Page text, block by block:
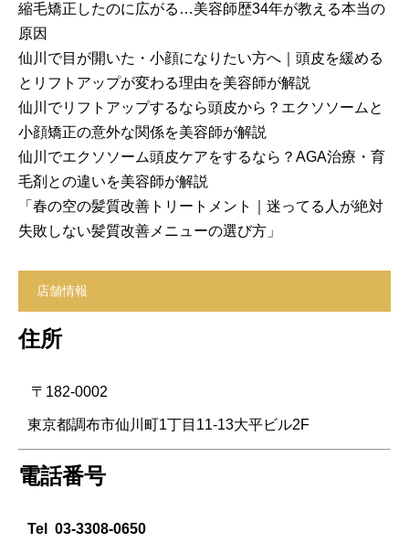
縮毛矯正したのに広がる…美容師歴34年が教える本当の
原因
仙川で目が開いた・小顔になりたい方へ｜頭皮を緩める
とリフトアップが変わる理由を美容師が解説
仙川でリフトアップするなら頭皮から？エクソソームと
小顔矯正の意外な関係を美容師が解説
仙川でエクソソーム頭皮ケアをするなら？AGA治療・育
毛剤との違いを美容師が解説
「春の空の髪質改善トリートメント｜迷ってる人が絶対
失敗しない髪質改善メニューの選び方」
店舗情報
住所
〒182-0002
東京都調布市仙川町1丁目11-13大平ビル2F
電話番号
Tel 03-3308-0650